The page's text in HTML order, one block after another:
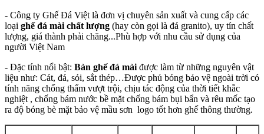
- Công ty Ghế Đá Việt là đơn vị chuyên sản xuất và cung cấp các
loại ghế đá mài chất lượng (hay còn gọi là đá granito), uy tín chất
lượng, giá thành phải chăng...Phù hợp với nhu cầu sử dụng của
người Việt Nam
- Đặc tính nổi bật: Bàn ghế đá mài được làm từ những nguyên vật
liệu như: Cát, đá, sỏi, sắt thép…Được phủ bóng bảo vệ ngoài trời có
tính năng chống thấm vượt trội, chịu tác động của thời tiết khắc
nghiệt , chống bám nước bề mặt chống bám bụi bẩn và rêu mốc tạo
ra độ bóng bè mặt bảo vệ mầu sơn logo tốt hơn ghế thông thường.